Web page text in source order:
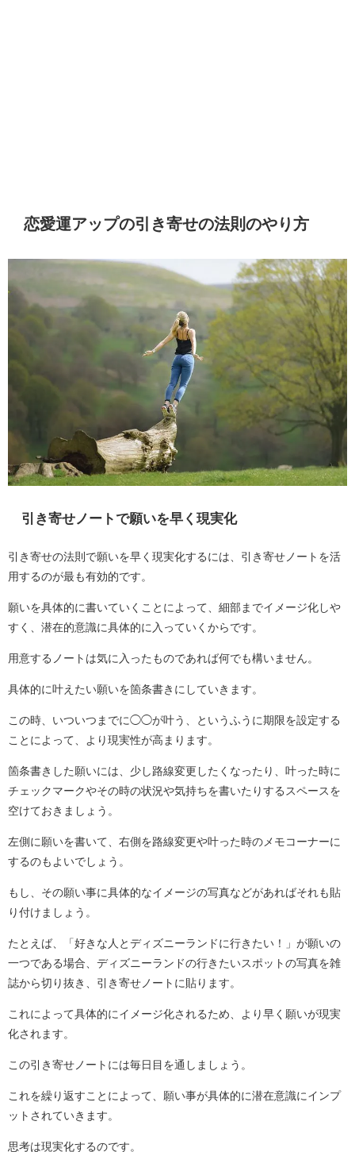
恋愛運アップの引き寄せの法則のやり方
引き寄せノートで願いを早く現実化
引き寄せの法則で願いを早く現実化するには、引き寄せノートを活
用するのが最も有効的です。
願いを具体的に書いていくことによって、細部までイメージ化しや
すく、潜在的意識に具体的に入っていくからです。
用意するノートは気に入ったものであれば何でも構いません。
具体的に叶えたい願いを箇条書きにしていきます。
この時、いついつまでに◯◯が叶う、というふうに期限を設定する
ことによって、より現実性が高まります。
箇条書きした願いには、少し路線変更したくなったり、叶った時に
チェックマークやその時の状況や気持ちを書いたりするスペースを
空けておきましょう。
左側に願いを書いて、右側を路線変更や叶った時のメモコーナーに
するのもよいでしょう。
もし、その願い事に具体的なイメージの写真などがあればそれも貼
り付けましょう。
たとえば、「好きな人とディズニーランドに行きたい！」が願いの
一つである場合、ディズニーランドの行きたいスポットの写真を雑
誌から切り抜き、引き寄せノートに貼ります。
これによって具体的にイメージ化されるため、より早く願いが現実
化されます。
この引き寄せノートには毎日目を通しましょう。
これを繰り返すことによって、願い事が具体的に潜在意識にインプ
ットされていきます。
思考は現実化するのです。